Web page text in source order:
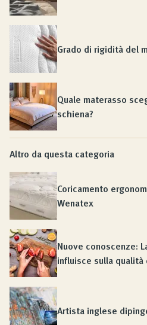
Grado di rigidità del
Quale materasso
schiena?
Altro da questa categoria
Coricamento
Wenatex
Nuove conoscenze:
influisce sulla qualità
Artista inglese